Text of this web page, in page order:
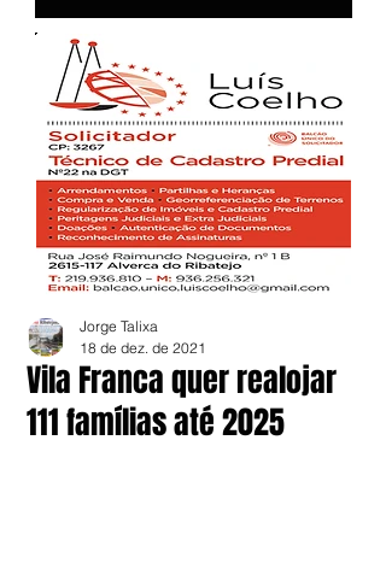
Vila Franca quer realojar
111 famílias até 2025
Jorge Talixa
18 de dez. de 2021